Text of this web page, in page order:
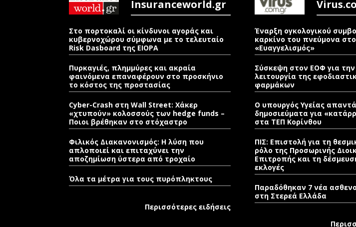
Insuranceworld.gr
Στο πορτοκαλί οι κίνδυνοι αγοράς και
κυβερνοχώρου σύμφωνα με το τελευταίο
Risk Dasboard της EIOPA
Πυρκαγιές, πλημμύρες και ακραία
φαινόμενα επαναφέρουν στο προσκήνιο
το κόστος της προστασίας
Cyber-Crash στη Wall Street: Χάκερ
«χτυπούν» κολοσσούς των hedge funds –
Ποιοι βρέθηκαν στο στόχαστρο
Φιλικός Διακανονισμός: Η λύση που
απλοποιεί και επιταχύνει την
αποζημίωση ύστερα από τροχαίο
Όλα τα μέτρα για τους πυρόπληκτους
Περισσότερες ειδήσεις
Έναρξη ογκολογικού
καρκίνο του πνεύμονα
«Ευαγγελισμός»
Σύσκεψη στον ΕΟΦ για
λειτουργία της
φαρμάκων
Ο υπουργός Υγείας
δημοσιεύματα για
στα ΤΕΠ Κορίνθου
ΠΙΣ: Επιστολή για τη
ρόλο της Προσωρινής
Επιτροπής και τη
εκλογές
Παραδόθηκαν 7 νέα
στη Στερεά Ελλάδα